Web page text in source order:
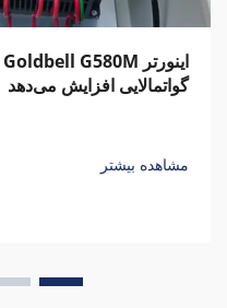
گواتمالایی افزایش می‌دهد
مشاهده بیشتر